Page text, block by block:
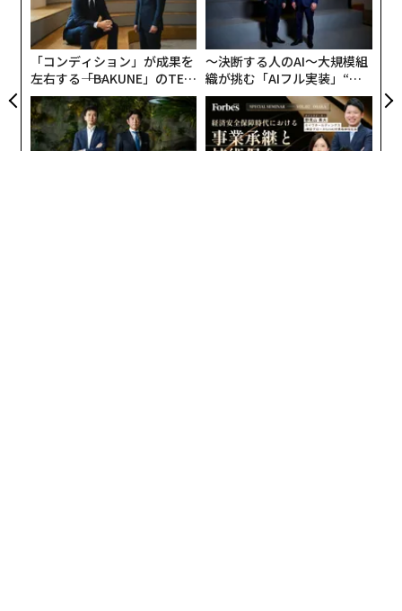
「コンディション」が成果を
左右する――「BAKUNE」のTEN
TIALが支える「挑戦者の明
日」
〜決断する人のAI〜大規模組
織が挑む「AIフル実装」“使
う”企業から“動く”企業へ【N
TTドコモビジネス×PwC】